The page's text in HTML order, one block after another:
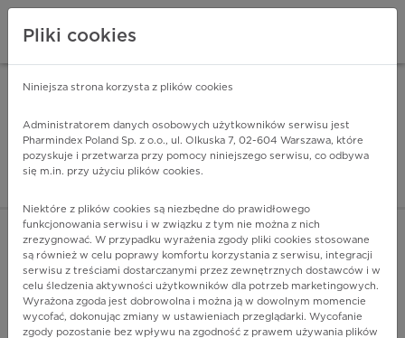
Pharmindex - lider
ZALOGUJ SIĘ
POKAŻ FILTRY
Pliki cookies
Niniejsza strona korzysta z plików cookies
Administratorem danych osobowych użytkowników serwisu jest
Pharmindex Poland Sp. z o.o., ul. Olkuska 7, 02-604 Warszawa, które
pozyskuje i przetwarza przy pomocy niniejszego serwisu, co odbywa
się m.in. przy użyciu plików cookies.
Niektóre z plików cookies są niezbędne do prawidłowego
funkcjonowania serwisu i w związku z tym nie można z nich
zrezygnować. W przypadku wyrażenia zgody pliki cookies stosowane
są również w celu poprawy komfortu korzystania z serwisu, integracji
serwisu z treściami dostarczanymi przez zewnętrznych dostawców i w
celu śledzenia aktywności użytkowników dla potrzeb marketingowych.
Wyrażona zgoda jest dobrowolna i można ją w dowolnym momencie
wycofać, dokonując zmiany w ustawieniach przeglądarki. Wycofanie
zgody pozostanie bez wpływu na zgodność z prawem używania plików
ZA DARMO - w Google Play INSTALUJ